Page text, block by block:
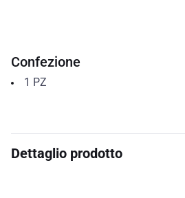
Confezione
1 PZ
Dettaglio prodotto